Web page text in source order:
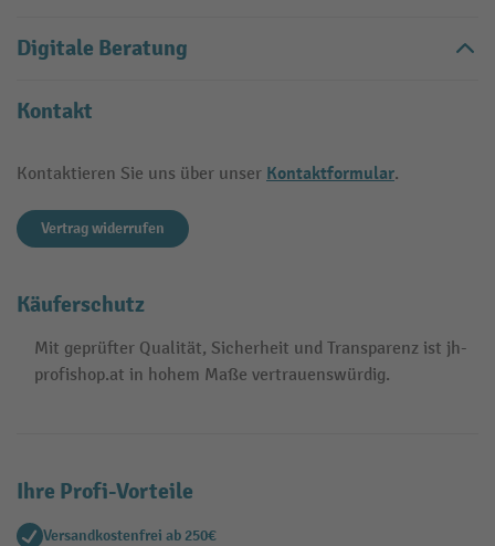
Digitale Beratung
Kontakt
Kontaktieren Sie uns über unser Kontaktformular.
Vertrag widerrufen
Käuferschutz
Mit geprüfter Qualität, Sicherheit und Transparenz ist jh-
profishop.at in hohem Maße vertrauenswürdig.
Ihre Profi-Vorteile
Versandkostenfrei ab 250€